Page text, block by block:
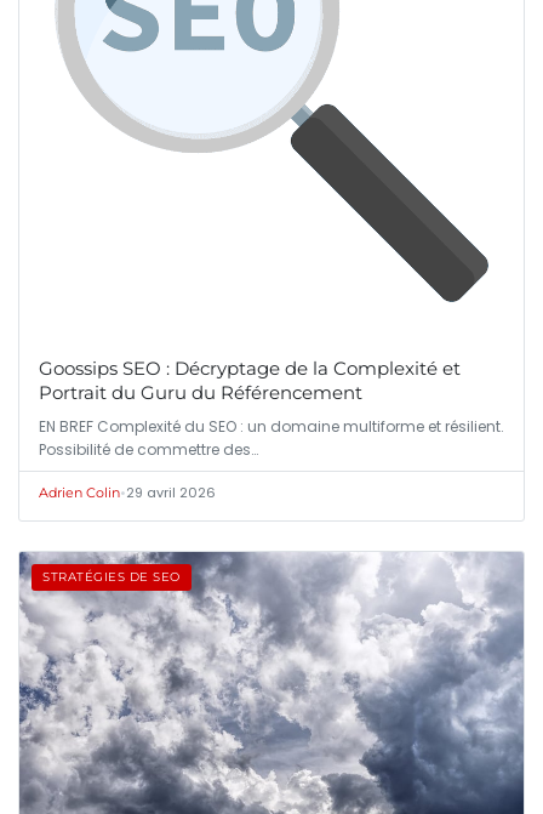
Goossips SEO : Décryptage de la Complexité et
Portrait du Guru du Référencement
EN BREF Complexité du SEO : un domaine multiforme et résilient.
Possibilité de commettre des…
Adrien Colin•29 avril 2026
STRATÉGIES DE SEO